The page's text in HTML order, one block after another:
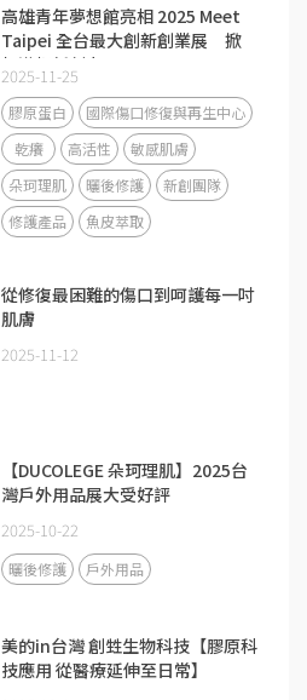
高雄青年夢想館亮相 2025 Meet
Taipei 全台最大創新創業展 掀
起港都新創力
2025-11-25
膠原蛋白
國際傷口修復與再生中心
乾癢
高活性
敏感肌膚
朵珂理肌
曬後修護
新創團隊
修護產品
魚皮萃取
從修復最困難的傷口到呵護每一吋
肌膚
2025-11-12
【DUCOLEGE 朵珂理肌】2025台
灣戶外用品展大受好評
2025-10-22
曬後修護 戶外用品
美的in台灣 創甡生物科技【膠原科
技應用 從醫療延伸至日常】